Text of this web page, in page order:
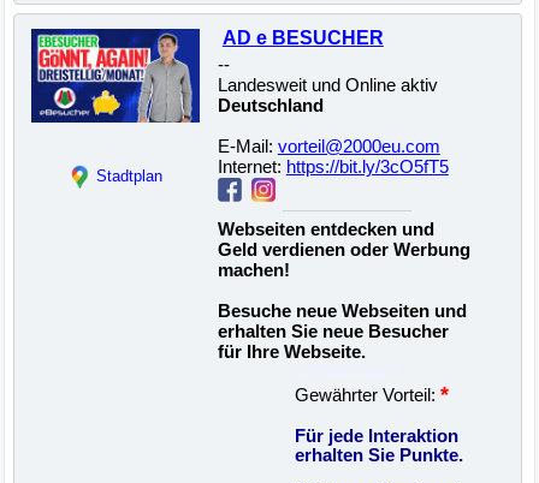
Stadtplan
AD e BESUCHER
--
Landesweit und Online aktiv
Deutschland
E-Mail: vorteil@2000eu.com
Internet: https://bit.ly/3cO5fT5
Webseiten entdecken und
Geld verdienen oder Werbung
machen!
Besuche neue Webseiten und
erhalten Sie neue Besucher
für Ihre Webseite.
Gewährter Vorteil: *
Für jede Interaktion
erhalten Sie Punkte.